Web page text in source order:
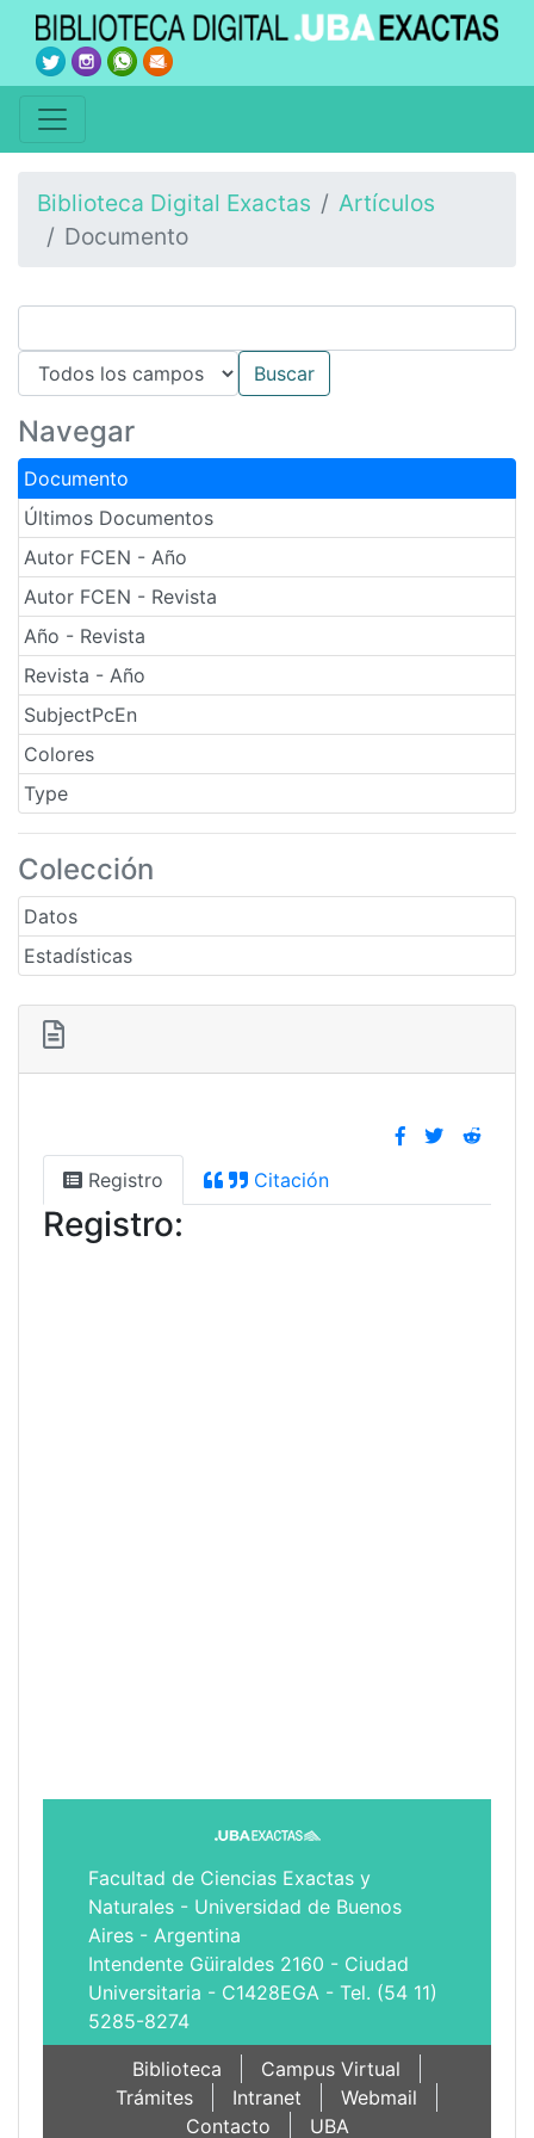
Biblioteca Digital Exactas
Artículos
Documento
Navegar
Documento
Últimos Documentos
Autor FCEN - Año
Autor FCEN - Revista
Año - Revista
Revista - Año
SubjectPcEn
Colores
Type
Colección
Datos
Estadísticas
Registro Citación
Registro:
Facultad de Ciencias Exactas y
Naturales - Universidad de Buenos
Aires - Argentina
Intendente Güiraldes 2160 - Ciudad
Universitaria - C1428EGA - Tel. (54 11)
5285-8274
Biblioteca
Campus Virtual
Trámites
Intranet
Webmail
Contacto
UBA